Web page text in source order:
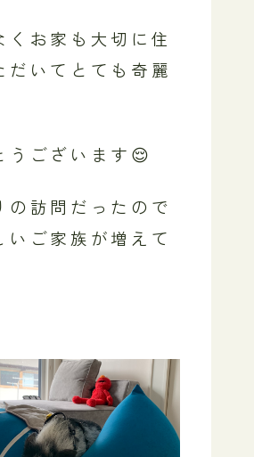
くお家も大切に住
だいてとても奇麗
うございます😌
の訪問だったので
いご家族が増えて